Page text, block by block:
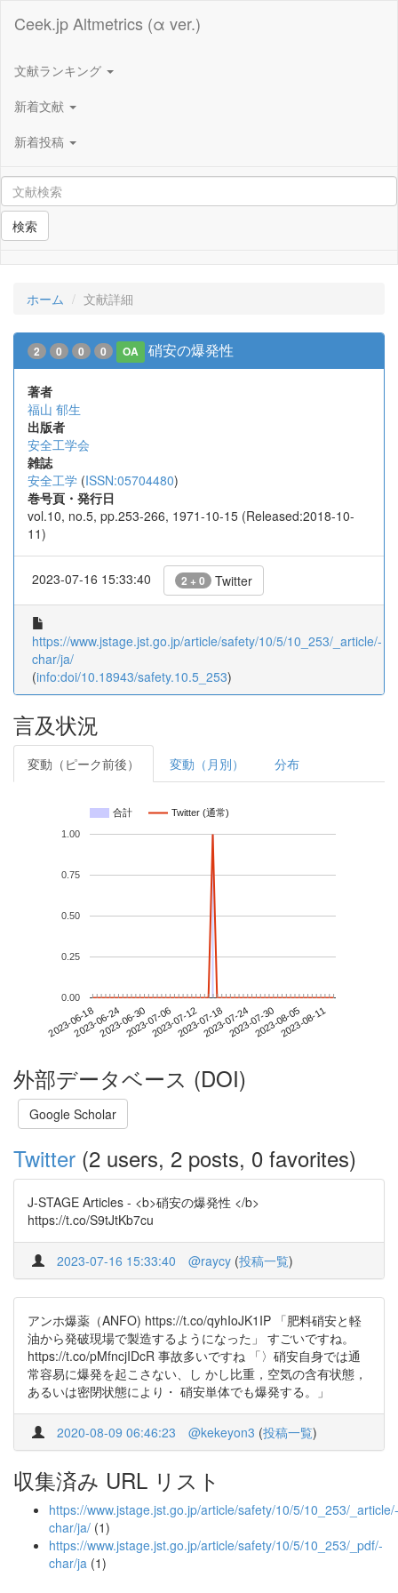
Ceek.jp Altmetrics (α ver.)
文献ランキング
新着文献
新着投稿
検索
ホーム 文献詳細
2 0 0 0 OA 硝安の爆発性
著者
福山 郁生
出版者
安全工学会
雑誌
安全工学 (ISSN:05704480)
巻号頁・発行日
vol.10, no.5, pp.253-266, 1971-10-15 (Released:2018-10-
11)
2023-07-16 15:33:40 2 + 0 Twitter
https://www.jstage.jst.go.jp/article/safety/10/5/10_253/_article/-
char/ja/
(info:doi/10.18943/safety.10.5_253)
言及状況
変動（ピーク前後） 変動（月別） 分布
合計 Twitter (通常)
2023-06-182023-06-242023-06-302023-07-062023-07-122023-07-182023-07-242023-07-302023-08-052023-08-11
0.00
0.25
0.50
0.75
1.00
外部データベース (DOI)
Google Scholar
Twitter (2 users, 2 posts, 0 favorites)
J-STAGE Articles - <b>硝安の爆発性 </b>
https://t.co/S9tJtKb7cu
2023-07-16 15:33:40 @raycy (投稿一覧)
アンホ爆薬（ANFO) https://t.co/qyhIoJK1IP 「肥料硝安と軽
油から発破現場で製造するようになった」 すごいですね。
https://t.co/pMfncjIDcR 事故多いですね 「〉硝安自身では通
常容易に爆発を起こさない、し かし比重，空気の含有状態，
あるいは密閉状態により・ 硝安単体でも爆発する。」
2020-08-09 06:46:23 @kekeyon3 (投稿一覧)
収集済み URL リスト
https://www.jstage.jst.go.jp/article/safety/10/5/10_253/_article/-
char/ja/ (1)
https://www.jstage.jst.go.jp/article/safety/10/5/10_253/_pdf/-
char/ja (1)